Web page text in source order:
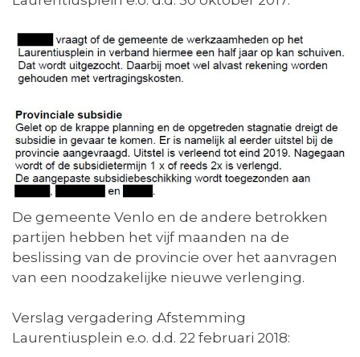
De gemeente Venlo en de andere betrokken
partijen hebben het vijf maanden na de
beslissing van de provincie over het aanvragen
van een noodzakelijke nieuwe verlenging.
Verslag vergadering Afstemming
Laurentiusplein e.o. d.d. 22 februari 2018: